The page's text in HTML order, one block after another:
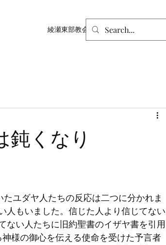
綾瀬東部教会ホーム 主日礼拝（
鈍くなり
人もいました。信じた人より信じてない
ない人たちに旧約聖書のイザヤ書を引用
様の御心を伝える使命を受けた予言者